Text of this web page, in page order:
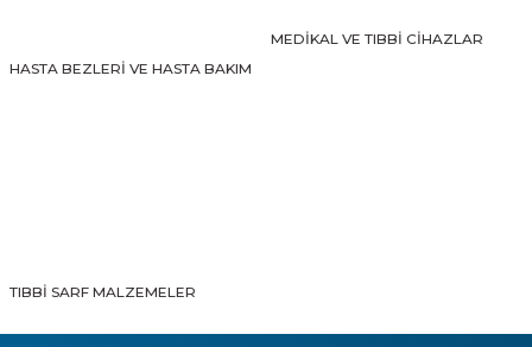
HASTA BEZLERİ VE HASTA BAKIM
MEDİKAL VE TIBBİ CİHAZLAR
TIBBİ SARF MALZEMELER